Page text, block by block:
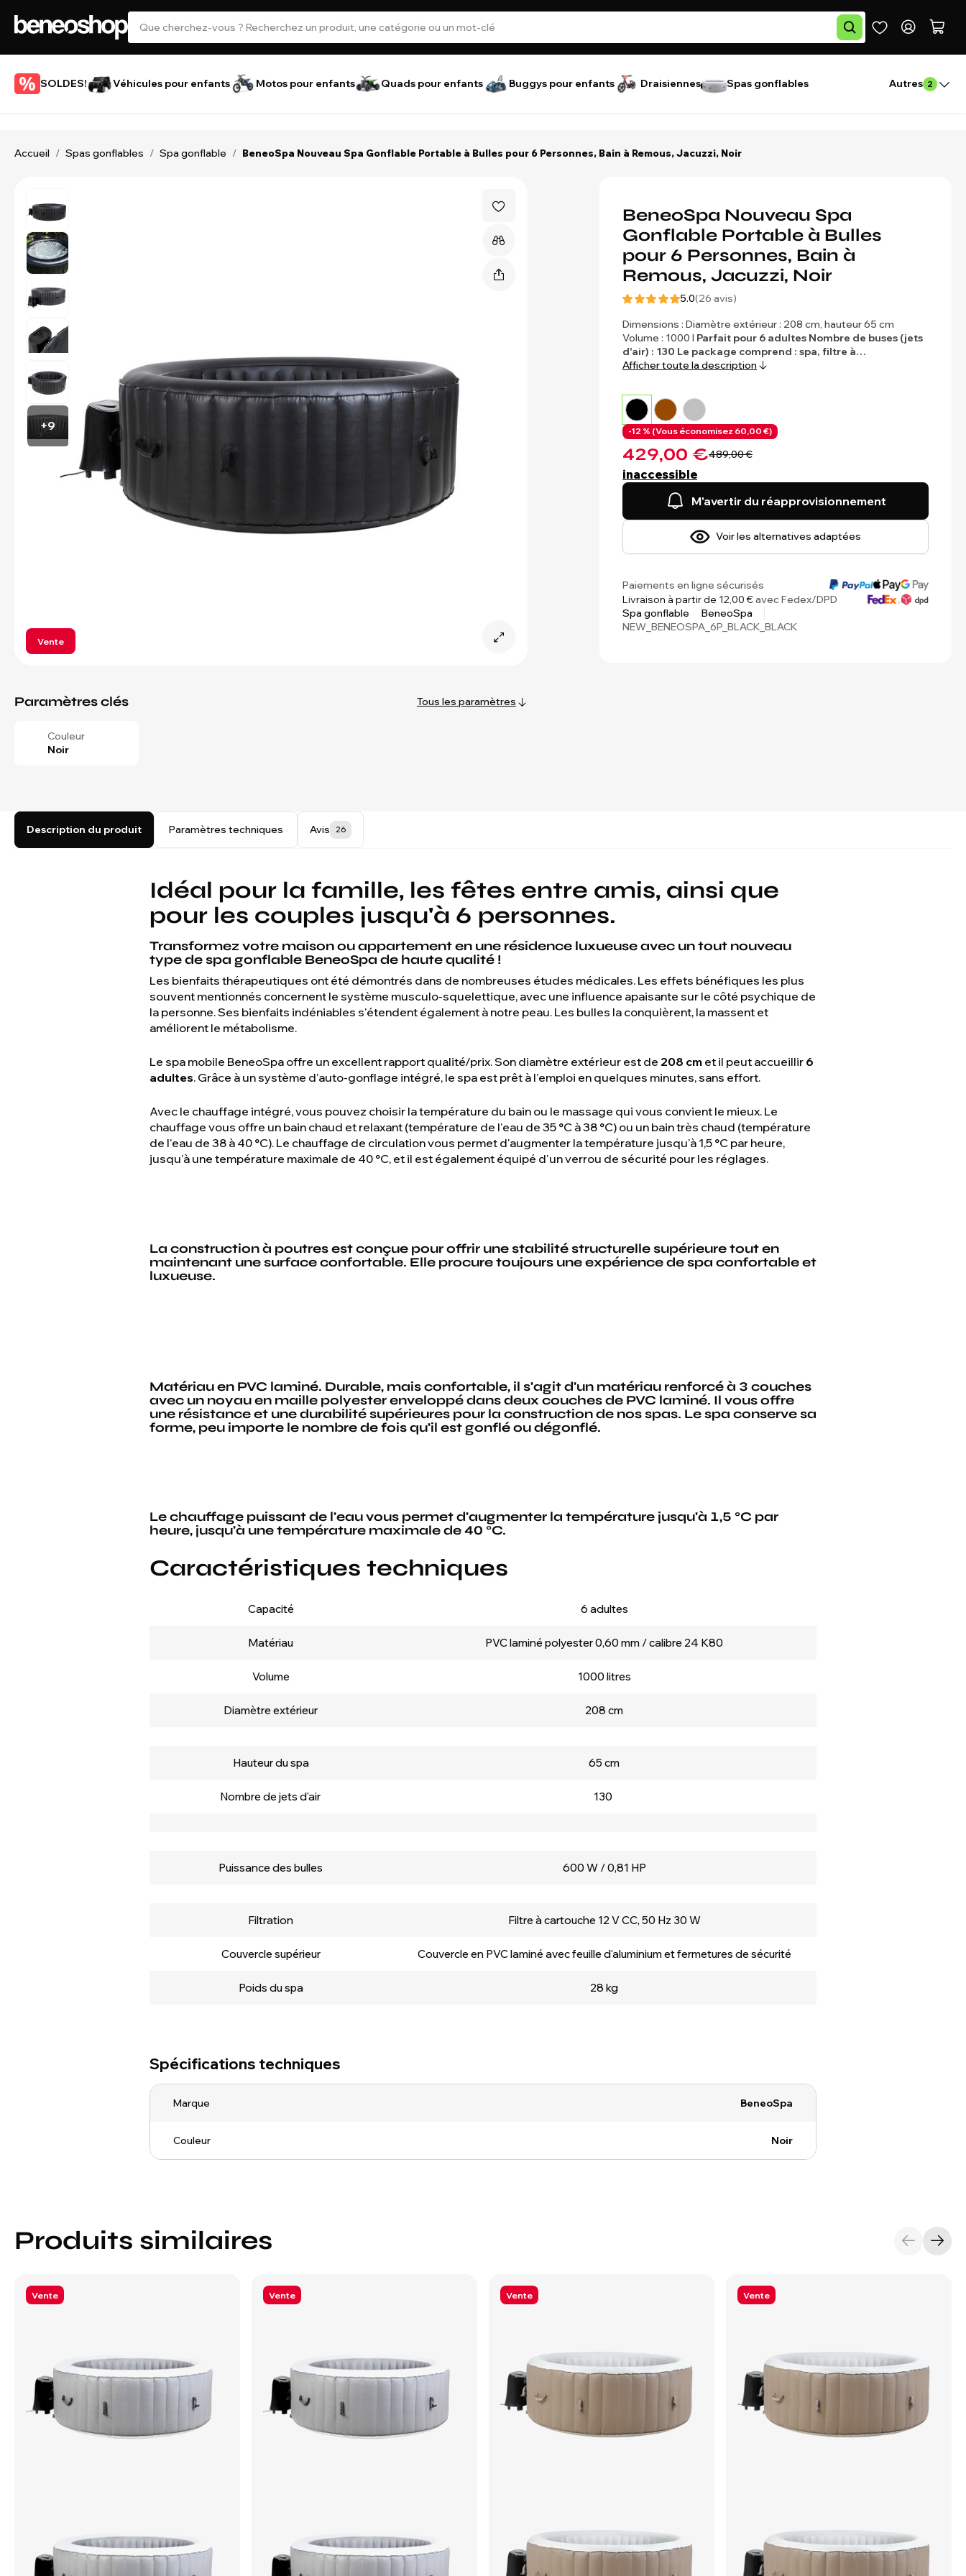
SOLDES! Véhicules pour enfants Motos pour enfants Quads pour enfants Buggys pour enfants Draisiennes Spas gonflables Autres 2
Accueil / Spas gonflables / Spa gonflable / BeneoSpa Nouveau Spa Gonflable Portable à Bulles pour 6 Personnes, Bain à Remous, Jacuzzi, Noir
Vente
+9
Paramètres clés Tous les paramètres
Couleur
Noir
BeneoSpa Nouveau Spa
Gonflable Portable à Bulles
pour 6 Personnes, Bain à
Remous, Jacuzzi, Noir
5.0(26 avis)
Dimensions : Diamètre extérieur : 208 cm, hauteur 65 cm
Volume : 1000 l Parfait pour 6 adultes Nombre de buses (jets
d'air) : 130 Le package comprend : spa, filtre à…
Afficher toute la description
-12 % (Vous économisez 60,00 €)
429,00 €489,00 €
inaccessible
M'avertir du réapprovisionnement
Voir les alternatives adaptées
Paiements en ligne sécurisés
Livraison à partir de 12,00 €avec Fedex/DPD
Spa gonflable
BeneoSpa
NEW_BENEOSPA_6P_BLACK_BLACK
Description du produit Paramètres techniques Avis 26
Idéal pour la famille, les fêtes entre amis, ainsi que
pour les couples jusqu'à 6 personnes.
Transformez votre maison ou appartement en une résidence luxueuse avec un tout nouveau
type de spa gonflable BeneoSpa de haute qualité !
Les bienfaits thérapeutiques ont été démontrés dans de nombreuses études médicales. Les effets bénéfiques les plus
souvent mentionnés concernent le système musculo-squelettique, avec une influence apaisante sur le côté psychique de
la personne. Ses bienfaits indéniables s'étendent également à notre peau. Les bulles la conquièrent, la massent et
améliorent le métabolisme.
Le spa mobile BeneoSpa offre un excellent rapport qualité/prix. Son diamètre extérieur est de 208 cm et il peut accueillir 6
adultes. Grâce à un système d'auto-gonflage intégré, le spa est prêt à l'emploi en quelques minutes, sans effort.
Avec le chauffage intégré, vous pouvez choisir la température du bain ou le massage qui vous convient le mieux. Le
chauffage vous offre un bain chaud et relaxant (température de l'eau de 35 °C à 38 °C) ou un bain très chaud (température
de l'eau de 38 à 40 °C). Le chauffage de circulation vous permet d'augmenter la température jusqu'à 1,5 °C par heure,
jusqu'à une température maximale de 40 °C, et il est également équipé d'un verrou de sécurité pour les réglages.
La construction à poutres est conçue pour offrir une stabilité structurelle supérieure tout en
maintenant une surface confortable. Elle procure toujours une expérience de spa confortable et
luxueuse.
Matériau en PVC laminé. Durable, mais confortable, il s'agit d'un matériau renforcé à 3 couches
avec un noyau en maille polyester enveloppé dans deux couches de PVC laminé. Il vous offre
une résistance et une durabilité supérieures pour la construction de nos spas. Le spa conserve sa
forme, peu importe le nombre de fois qu'il est gonflé ou dégonflé.
Le chauffage puissant de l'eau vous permet d'augmenter la température jusqu'à 1,5 °C par
heure, jusqu'à une température maximale de 40 °C.
Caractéristiques techniques
Capacité 6 adultes
Matériau PVC laminé polyester 0,60 mm / calibre 24 K80
Volume 1000 litres
Diamètre extérieur 208 cm
Hauteur du spa 65 cm
Nombre de jets d'air 130
Puissance des bulles 600 W / 0,81 HP
Filtration Filtre à cartouche 12 V CC, 50 Hz 30 W
Couvercle supérieur Couvercle en PVC laminé avec feuille d'aluminium et fermetures de sécurité
Poids du spa 28 kg
Spécifications techniques
Marque BeneoSpa
Couleur Noir
Produits similaires
Vente Vente Vente Vente